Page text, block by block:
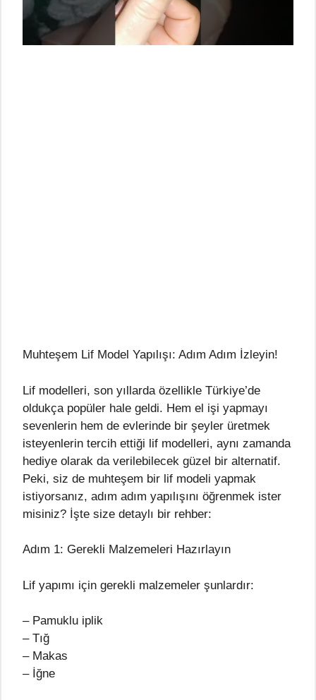
Muhteşem Lif Model Yapılışı: Adım Adım İzleyin!
Lif modelleri, son yıllarda özellikle Türkiye’de
oldukça popüler hale geldi. Hem el işi yapmayı
sevenlerin hem de evlerinde bir şeyler üretmek
isteyenlerin tercih ettiği lif modelleri, aynı zamanda
hediye olarak da verilebilecek güzel bir alternatif.
Peki, siz de muhteşem bir lif modeli yapmak
istiyorsanız, adım adım yapılışını öğrenmek ister
misiniz? İşte size detaylı bir rehber:
Adım 1: Gerekli Malzemeleri Hazırlayın
Lif yapımı için gerekli malzemeler şunlardır:
– Pamuklu iplik
– Tığ
– Makas
– İğne